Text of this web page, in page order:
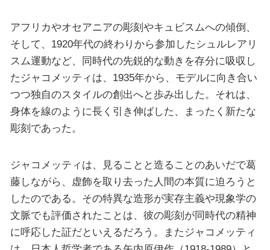
アフリカやオセアニアの彫刻やキュビスムへの傾倒、
そして、1920年代の終わりから参加したシュルレアリ
スム運動など、同時代の先鋭的な動きを存分に吸収し
たジャコメッティは、1935年から、モデルに向き合い
つつ独自のスタイルの創出へと歩み出した。それは、
身体を線のように長く引き伸ばした、まったく新たな
彫刻であった。
ジャコメッティは、見ることと造ることのあいだで葛
藤しながら、虚飾を取り去った人間の本質に迫ろうと
したのである。その特異な造形が実存主義や現象学の
文脈でも評価されたことは、彼の彫刻が同時代の精神
に呼応した証だといえるだろう。またジャコメッティ